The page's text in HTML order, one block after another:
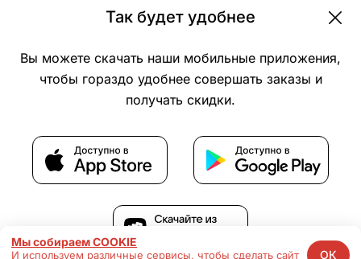
В корзину • 350 ₽
© 2026 Thapl.com, все права защищены
Так будет удобнее
Вы можете скачать наши мобильные приложения,
чтобы гораздо удобнее совершать заказы и
получать скидки.
Мы собираем COOKIE
И используем различные сервисы, чтобы сделать сайт ОК